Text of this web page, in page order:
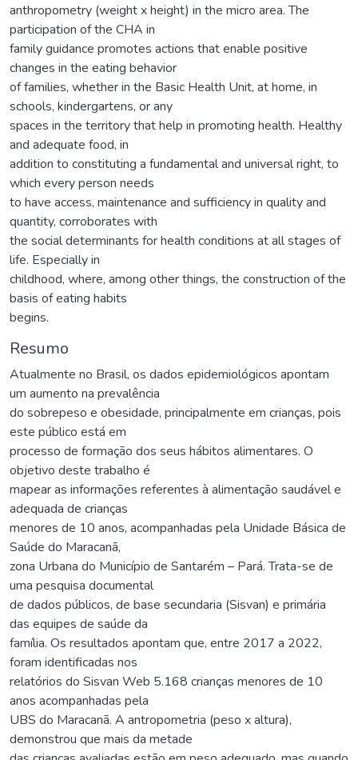
anthropometry (weight x height) in the micro area. The
participation of the CHA in
family guidance promotes actions that enable positive
changes in the eating behavior
of families, whether in the Basic Health Unit, at home, in
schools, kindergartens, or any
spaces in the territory that help in promoting health. Healthy
and adequate food, in
addition to constituting a fundamental and universal right, to
which every person needs
to have access, maintenance and sufficiency in quality and
quantity, corroborates with
the social determinants for health conditions at all stages of
life. Especially in
childhood, where, among other things, the construction of the
basis of eating habits
begins.
Resumo
Atualmente no Brasil, os dados epidemiológicos apontam
um aumento na prevalência
do sobrepeso e obesidade, principalmente em crianças, pois
este público está em
processo de formação dos seus hábitos alimentares. O
objetivo deste trabalho é
mapear as informações referentes à alimentação saudável e
adequada de crianças
menores de 10 anos, acompanhadas pela Unidade Básica de
Saúde do Maracanã,
zona Urbana do Município de Santarém – Pará. Trata-se de
uma pesquisa documental
de dados públicos, de base secundaria (Sisvan) e primária
das equipes de saúde da
família. Os resultados apontam que, entre 2017 a 2022,
foram identificadas nos
relatórios do Sisvan Web 5.168 crianças menores de 10
anos acompanhadas pela
UBS do Maracanã. A antropometria (peso x altura),
demonstrou que mais da metade